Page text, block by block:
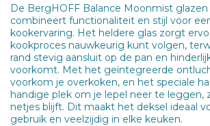
De BergHOFF Balance Moonmist
combineert functionaliteit en stijl voor
kookervaring. Het heldere glas zorgt
kookproces nauwkeurig kunt volgen,
rand stevig aansluit op de pan en
voorkomt. Met het geïntegreerde
voorkom je overkoken, en het speciale
handige plek om je lepel neer te leggen,
netjes blijft. Dit maakt het deksel ideaal
gebruik en veelzijdig in elke keuken.